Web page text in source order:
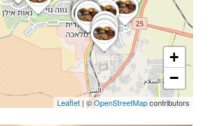
+
−
Leaflet | ©OpenStreetMapcontributors